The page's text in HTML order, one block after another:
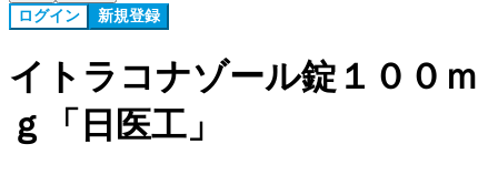
ログイン 新規登録
イトラコナゾール錠１００ｍ
ｇ「日医工」